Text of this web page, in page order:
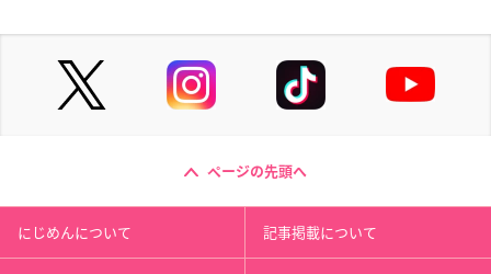
ページの先頭へ
にじめんについて 記事掲載について